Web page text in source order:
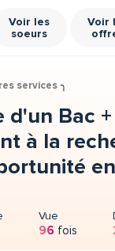
Voir les
soeurs
Voir
services ╮
d'un Bac
à la
Vue
96 fois